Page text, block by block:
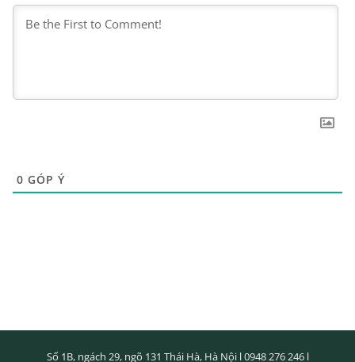
0 GÓP Ý
Số 1B, ngách 29, ngõ 131 Thái Hà, Hà Nội l0948 276 246l